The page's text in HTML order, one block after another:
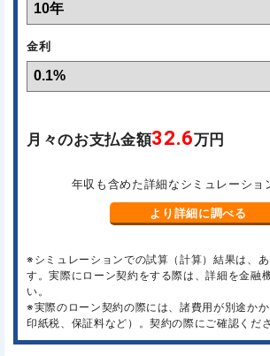
金利
月々のお支払金額32.6万円
年収も含めた詳細なシミュレーショ
より詳細に調べる
※シミュレーションでの試算（計算）結果は、
す。実際にローン契約をする際は、詳細を金融
い。
※実際のローン契約の際には、諸費用が別途か
印紙税、保証料など）。契約の際にご確認くださ